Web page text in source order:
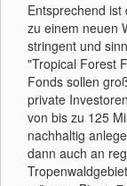
Entsprechend
zu einem neuen
stringent und
"Tropical Forest
Fonds sollen
private
von bis zu 125
nachhaltig
dann auch an